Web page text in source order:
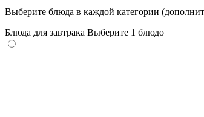
Выберите блюда в каждой категории
Блюда для завтрака Выберите 1 блюдо